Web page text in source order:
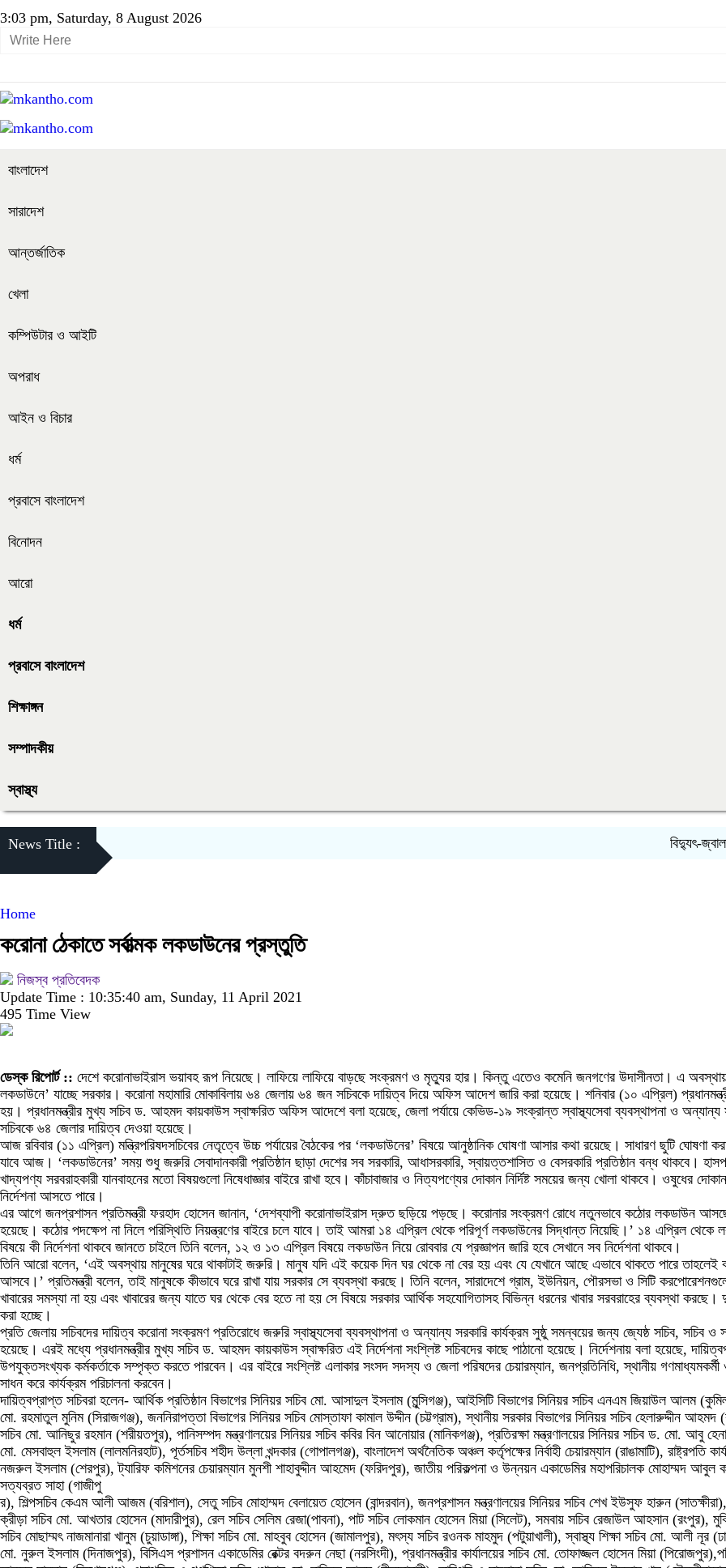
3:03 pm, Saturday, 8 August 2026
বাংলাদেশ
সারাদেশ
আন্তর্জাতিক
খেলা
কম্পিউটার ও আইটি
অপরাধ
আইন ও বিচার
ধর্ম
প্রবাসে বাংলাদেশ
বিনোদন
আরো
ধর্ম
প্রবাসে বাংলাদেশ
শিক্ষাঙ্গন
সম্পাদকীয়
স্বাস্থ্য
News Title : বিদ্যুৎ-জ্বালানি
Home
করোনা ঠেকাতে সর্বাত্মক লকডাউনের প্রস্তুতি
নিজস্ব প্রতিবেদক
Update Time : 10:35:40 am, Sunday, 11 April 2021
495 Time View
ডেস্ক রিপোর্ট :: দেশে করোনাভাইরাস ভয়াবহ রূপ নিয়েছে। লাফিয়ে লাফিয়ে বাড়ছে সংক্রমণ ও মৃত্যুর হার। কিন্তু এতেও কমেনি জনগণের উদাসীনতা। এ অবস্থায়
লকডাউনে’ যাচ্ছে সরকার। করোনা মহামারি মোকাবিলায় ৬৪ জেলায় ৬৪ জন সচিবকে দায়িত্ব দিয়ে অফিস আদেশ জারি করা হয়েছে। শনিবার (১০ এপ্রিল)
হয়। প্রধানমন্ত্রীর মুখ্য সচিব ড. আহমদ কায়কাউস স্বাক্ষরিত অফিস আদেশে বলা হয়েছে, জেলা পর্যায়ে কেভিড-১৯ সংক্রান্ত স্বাস্থ্যসেবা ব্যবস্থাপনা ও
সচিবকে ৬৪ জেলার দায়িত্ব দেওয়া হয়েছে।
আজ রবিবার (১১ এপ্রিল) মন্ত্রিপরিষদসচিবের নেতৃত্বে উচ্চ পর্যায়ের বৈঠকের পর ‘লকডাউনের’ বিষয়ে আনুষ্ঠানিক ঘোষণা আসার কথা রয়েছে। সাধারণ ছুটি ঘোষণা
যাবে আজ। ‘লকডাউনের’ সময় শুধু জরুরি সেবাদানকারী প্রতিষ্ঠান ছাড়া দেশের সব সরকারি, আধাসরকারি, স্বায়ত্তশাসিত ও বেসরকারি প্রতিষ্ঠান বন্ধ থাকবে।
খাদ্যপণ্য সরবরাহকারী যানবাহনের মতো বিষয়গুলো নিষেধাজ্ঞার বাইরে রাখা হবে। কাঁচাবাজার ও নিত্যপণ্যের দোকান নির্দিষ্ট সময়ের জন্য খোলা থাকবে। ওষুধের
নির্দেশনা আসতে পারে।
এর আগে জনপ্রশাসন প্রতিমন্ত্রী ফরহাদ হোসেন জানান, ‘দেশব্যাপী করোনাভাইরাস দ্রুত ছড়িয়ে পড়ছে। করোনার সংক্রমণ রোধে নতুনভাবে কঠোর লকডাউন
হয়েছে। কঠোর পদক্ষেপ না নিলে পরিস্থিতি নিয়ন্ত্রণের বাইরে চলে যাবে। তাই আমরা ১৪ এপ্রিল থেকে পরিপূর্ণ লকডাউনের সিদ্ধান্ত নিয়েছি।’ ১৪ এপ্রিল
বিষয়ে কী নির্দেশনা থাকবে জানতে চাইলে তিনি বলেন, ১২ ও ১৩ এপ্রিল বিষয়ে লকডাউন নিয়ে রোববার যে প্রজ্ঞাপন জারি হবে সেখানে সব নির্দেশনা থাকবে।
তিনি আরো বলেন, ‘এই অবস্থায় মানুষের ঘরে থাকাটাই জরুরি। মানুষ যদি এই কয়েক দিন ঘর থেকে না বের হয় এবং যে যেখানে আছে এভাবে থাকতে পারে
আসবে।’ প্রতিমন্ত্রী বলেন, তাই মানুষকে কীভাবে ঘরে রাখা যায় সরকার সে ব্যবস্থা করছে। তিনি বলেন, সারাদেশে গ্রাম, ইউনিয়ন, পৌরসভা ও সিটি
খাবারের সমস্যা না হয় এবং খাবারের জন্য যাতে ঘর থেকে বের হতে না হয় সে বিষয়ে সরকার আর্থিক সহযোগিতাসহ বিভিন্ন ধরনের খাবার সরবরাহের ব্যবস্থা
করা হচ্ছে।
প্রতি জেলায় সচিবদের দায়িত্ব করোনা সংক্রমণ প্রতিরোধে জরুরি স্বাস্থ্যসেবা ব্যবস্থাপনা ও অন্যান্য সরকারি কার্যক্রম সুষ্ঠু সমন্বয়ের জন্য জ্যেষ্ঠ সচিব, সচিব ও
হয়েছে। এরই মধ্যে প্রধানমন্ত্রীর মুখ্য সচিব ড. আহমদ কায়কাউস স্বাক্ষরিত এই নির্দেশনা সংশ্লিষ্ট সচিবদের কাছে পাঠানো হয়েছে। নির্দেশনায় বলা হয়েছে,
উপযুক্তসংখ্যক কর্মকর্তাকে সম্পৃক্ত করতে পারবেন। এর বাইরে সংশ্লিষ্ট এলাকার সংসদ সদস্য ও জেলা পরিষদের চেয়ারম্যান, জনপ্রতিনিধি, স্থানীয় গণমাধ্যমকর্মী
সাধন করে কার্যক্রম পরিচালনা করবেন।
দায়িত্বপ্রাপ্ত সচিবরা হলেন- আর্থিক প্রতিষ্ঠান বিভাগের সিনিয়র সচিব মো. আসাদুল ইসলাম (মুন্সিগঞ্জ), আইসিটি বিভাগের সিনিয়র সচিব এনএম জিয়াউল আলম
মো. রহমাতুল মুনিম (সিরাজগঞ্জ), জননিরাপত্তা বিভাগের সিনিয়র সচিব মোস্তাফা কামাল উদ্দীন (চট্টগ্রাম), স্থানীয় সরকার বিভাগের সিনিয়র সচিব হেলারুদ্দীন
সচিব মো. আনিছুর রহমান (শরীয়তপুর), পানিসম্পদ মন্ত্রণালয়ের সিনিয়র সচিব কবির বিন আনোয়ার (মানিকগঞ্জ), প্রতিরক্ষা মন্ত্রণালয়ের সিনিয়র সচিব ড. মো. আবু
মো. মেসবাহুল ইসলাম (লালমনিরহাট), পূর্তসচিব শহীদ উল্লা খন্দকার (গোপালগঞ্জ), বাংলাদেশ অর্থনৈতিক অঞ্চল কর্তৃপক্ষের নির্বাহী চেয়ারম্যান (রাঙামাটি), রাষ্ট্রপতি
নজরুল ইসলাম (শেরপুর), ট্যারিফ কমিশনের চেয়ারম্যান মুনশী শাহাবুদ্দীন আহমেদ (ফরিদপুর), জাতীয় পরিকল্পনা ও উন্নয়ন একাডেমির মহাপরিচালক মোহাম্মদ আবুল
সত্যব্রত সাহা (গাজীপু
র), শিল্পসচিব কেএম আলী আজম (বরিশাল), সেতু সচিব মোহাম্মদ বেলায়েত হোসেন (বান্দরবান), জনপ্রশাসন মন্ত্রণালয়ের সিনিয়র সচিব শেখ ইউসুফ হারুন
ক্রীড়া সচিব মো. আখতার হোসেন (মাদারীপুর), রেল সচিব সেলিম রেজা(পাবনা), পাট সচিব লোকমান হোসেন মিয়া (সিলেট), সমবায় সচিব রেজাউল আহসান (রংপুর),
সচিব মোছাম্মৎ নাজমানারা খানুম (চুয়াডাঙ্গা), শিক্ষা সচিব মো. মাহবুব হোসেন (জামালপুর), মৎস্য সচিব রওনক মাহমুদ (পটুয়াখালী), স্বাস্থ্য শিক্ষা সচিব মো. আলী নূর
মো. নুরুল ইসলাম (দিনাজপুর), বিসিএস প্রশাসন একাডেমির রেক্টর বদরুন নেছা (নরসিংদী), প্রধানমন্ত্রীর কার্যালয়ের সচিব মো. তোফাজ্জল হোসেন মিয়া